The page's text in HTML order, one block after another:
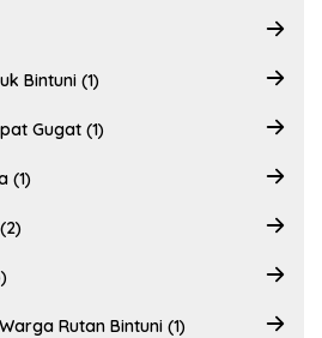
Bintuni (1)
Gugat (1)
(1)
Rutan Bintuni (1)